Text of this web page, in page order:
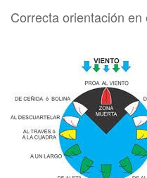
Correcta orientación en